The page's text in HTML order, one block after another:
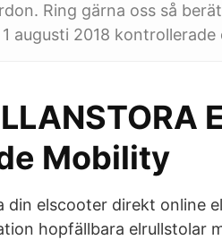
Ring gärna oss så
augusti 2018
Mobility
din elscooter direkt online
hopfällbara elrullstolar